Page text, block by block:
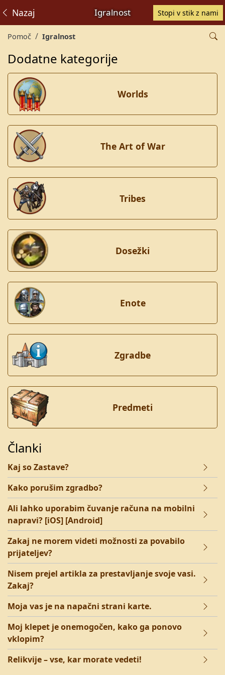
Igralnost
Nazaj Stopi v stik z nami
Pomoč Igralnost
Dodatne kategorije
Worlds
The Art of War
Tribes
Dosežki
Enote
Zgradbe
Predmeti
Članki
Kaj so Zastave?
Kako porušim zgradbo?
Ali lahko uporabim čuvanje računa na mobilni
napravi? [iOS] [Android]
Zakaj ne morem videti možnosti za povabilo
prijateljev?
Nisem prejel artikla za prestavljanje svoje vasi.
Zakaj?
Moja vas je na napačni strani karte.
Moj klepet je onemogočen, kako ga ponovo
vklopim?
Relikvije – vse, kar morate vedeti!